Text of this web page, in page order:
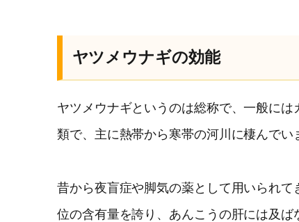
ヤツメウナギの効能
ヤツメウナギというのは総称で、一般に
類で、主に熱帯から寒帯の河川に棲んでい
昔から夜盲症や脚気の薬として用いられ
位の含有量を誇り、あんこうの肝には及ば